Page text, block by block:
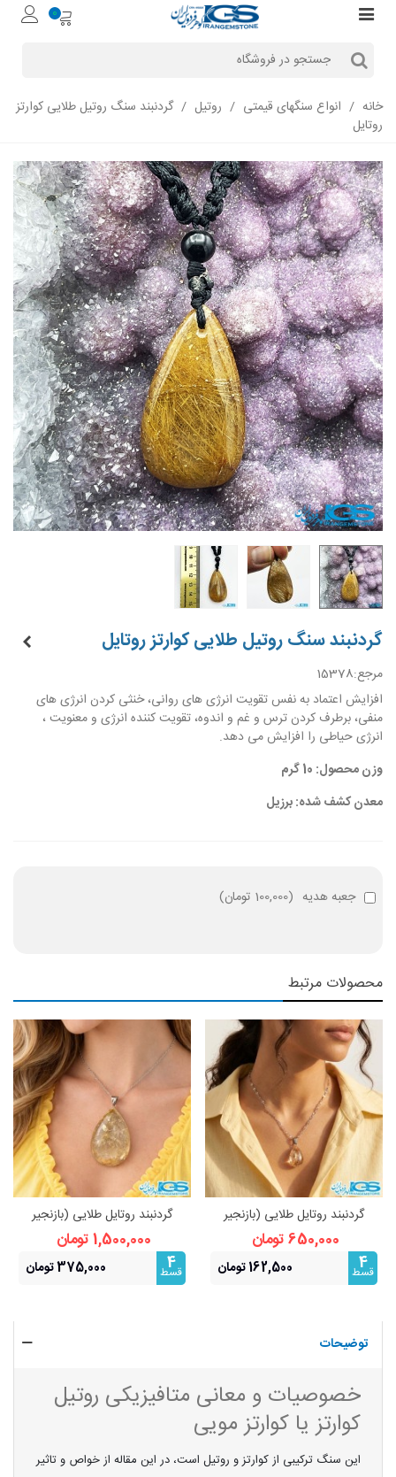
0
خانه / انواع سنگهای قیمتی / روتیل / گردنبند سنگ روتیل طلایی کوارتز
روتایل
گردنبند سنگ روتیل طلایی کوارتز روتایل
مرجع:15378
افزایش اعتماد به نفس تقویت انرژی های روانی، خنثی کردن انرژی های
منفی، برطرف کردن ترس و غم و اندوه، تقویت کننده انرژی و معنویت ،
انرژی حیاطی را افزایش می دهد.
وزن محصول: 10 گرم
معدن کشف شده: برزیل
جعبه هدیه (100,000 تومان )
محصولات مرتبط
گردنبند روتایل طلایی (بازنجیر
استیل) | جذابیت و انرژی مثبت
650,000 تومان
4
قسط 162,500 تومان
گردنبند روتایل طلایی (بازنجیر
استیل) | جذابیت و انرژی مثبت
1,500,000 تومان
4
قسط 375,000 تومان
توضیحات
خصوصیات و معانی متافیزیکی روتیل
کوارتز یا کوارتز مویی
این سنگ ترکیبی از کوارتز و روتیل است، در این مقاله از خواص و تاثیر